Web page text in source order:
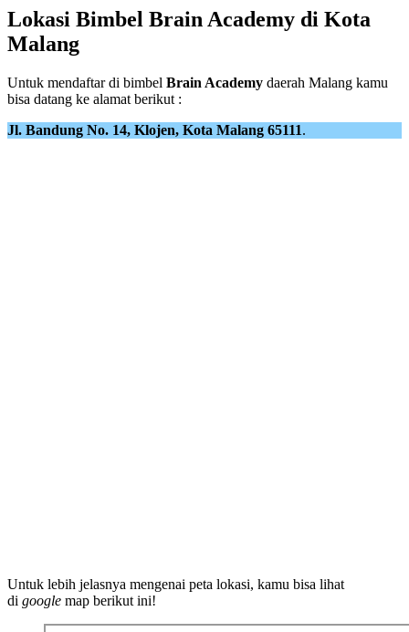
Lokasi Bimbel Brain Academy di Kota
Malang
Untuk mendaftar di bimbel Brain Academy daerah Malang kamu
bisa datang ke alamat berikut :
Jl. Bandung No. 14, Klojen, Kota Malang 65111.
Untuk lebih jelasnya mengenai peta lokasi, kamu bisa lihat
di google map berikut ini!